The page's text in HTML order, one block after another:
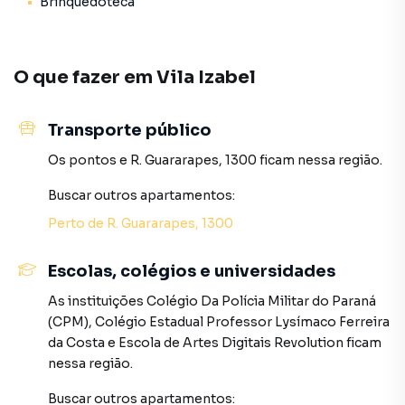
completa, sendo uma das regiões mais valorizadas de
- Supermercados e panificadoras de renome;
- Escolas e colégios de qualidade;
- Farmácias, clínicas médicas e hospitais;
- Lojas, academias, e salões de beleza;
cidade.
Com sua localização estratégica e todas as comodidades,
o *Residencial Villa Boreal* é ideal para quem deseja viver
com conforto, segurança e praticidade em uma das
melhores regiões de Curitiba.
O que fazer em Vila Izabel
Transporte público
Os pontos e R. Guararapes, 1300 ficam nessa região.
Buscar outros apartamentos:
Perto de R. Guararapes, 1300
Escolas, colégios e universidades
As instituições Colégio Da Polícia Militar do Paraná
(CPM), Colégio Estadual Professor Lysímaco Ferreira
da Costa e Escola de Artes Digitais Revolution ficam
nessa região.
Buscar outros apartamentos: